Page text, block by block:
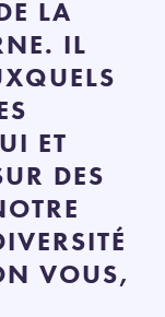
LA
IL
ET
DES
VOUS,